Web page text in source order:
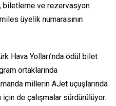
biletleme ve rezervasyon
üyelik numarasının
Hava Yolları’nda ödül bilet
ortaklarında
millerin AJet uçuşlarında
de çalışmalar sürdürülüyor.